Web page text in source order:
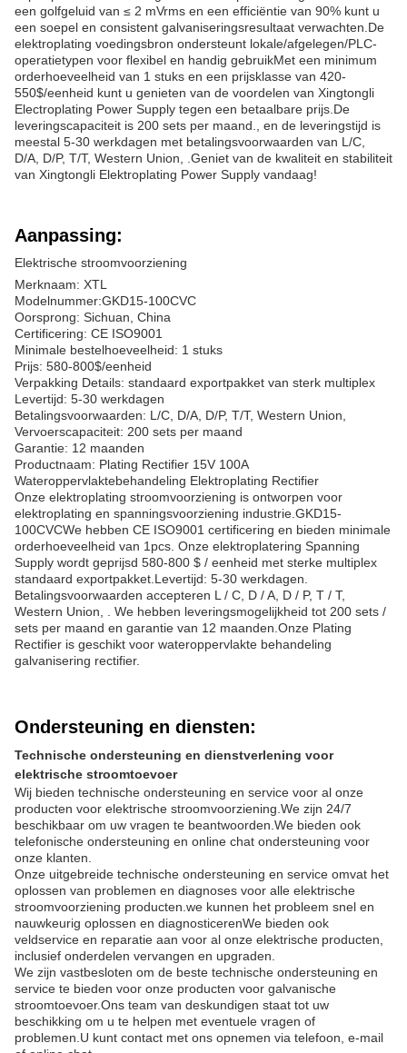
een golfgeluid van ≤ 2 mVrms en een efficiëntie van 90% kunt u
een soepel en consistent galvaniseringsresultaat verwachten.De
elektroplating voedingsbron ondersteunt lokale/afgelegen/PLC-
operatietypen voor flexibel en handig gebruikMet een minimum
orderhoeveelheid van 1 stuks en een prijsklasse van 420-
550$/eenheid kunt u genieten van de voordelen van Xingtongli
Electroplating Power Supply tegen een betaalbare prijs.De
leveringscapaciteit is 200 sets per maand., en de leveringstijd is
meestal 5-30 werkdagen met betalingsvoorwaarden van L/C,
D/A, D/P, T/T, Western Union, .Geniet van de kwaliteit en stabiliteit
van Xingtongli Elektroplating Power Supply vandaag!
Aanpassing:
Elektrische stroomvoorziening
Merknaam: XTL
Modelnummer:GKD15-100CVC
Oorsprong: Sichuan, China
Certificering: CE ISO9001
Minimale bestelhoeveelheid: 1 stuks
Prijs: 580-800$/eenheid
Verpakking Details: standaard exportpakket van sterk multiplex
Levertijd: 5-30 werkdagen
Betalingsvoorwaarden: L/C, D/A, D/P, T/T, Western Union,
Vervoerscapaciteit: 200 sets per maand
Garantie: 12 maanden
Productnaam: Plating Rectifier 15V 100A
Wateroppervlaktebehandeling Elektroplating Rectifier
Onze elektroplating stroomvoorziening is ontworpen voor
elektroplating en spanningsvoorziening industrie.GKD15-
100CVCWe hebben CE ISO9001 certificering en bieden minimale
orderhoeveelheid van 1pcs. Onze elektroplatering Spanning
Supply wordt geprijsd 580-800 $ / eenheid met sterke multiplex
standaard exportpakket.Levertijd: 5-30 werkdagen.
Betalingsvoorwaarden accepteren L / C, D / A, D / P, T / T,
Western Union, . We hebben leveringsmogelijkheid tot 200 sets /
sets per maand en garantie van 12 maanden.Onze Plating
Rectifier is geschikt voor wateroppervlakte behandeling
galvanisering rectifier.
Ondersteuning en diensten:
Technische ondersteuning en dienstverlening voor
elektrische stroomtoevoer
Wij bieden technische ondersteuning en service voor al onze
producten voor elektrische stroomvoorziening.We zijn 24/7
beschikbaar om uw vragen te beantwoorden.We bieden ook
telefonische ondersteuning en online chat ondersteuning voor
onze klanten.
Onze uitgebreide technische ondersteuning en service omvat het
oplossen van problemen en diagnoses voor alle elektrische
stroomvoorziening producten.we kunnen het probleem snel en
nauwkeurig oplossen en diagnosticerenWe bieden ook
veldservice en reparatie aan voor al onze elektrische producten,
inclusief onderdelen vervangen en upgraden.
We zijn vastbesloten om de beste technische ondersteuning en
service te bieden voor onze producten voor galvanische
stroomtoevoer.Ons team van deskundigen staat tot uw
beschikking om u te helpen met eventuele vragen of
problemen.U kunt contact met ons opnemen via telefoon, e-mail